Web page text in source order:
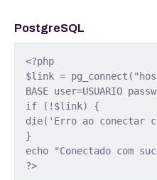
PostgreSQL
<?php
$link =
BASE user=USUARIO
if (!$link) {
die('Erro ao conectar
}
echo "Conectado com
?>